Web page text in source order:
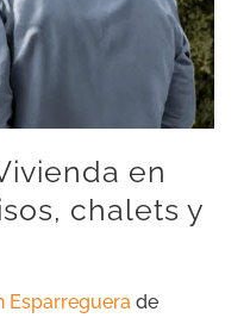
en
chalets y
Esparreguera de